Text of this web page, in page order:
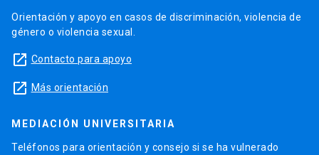
Orientación y apoyo en casos de discriminación, violencia de
género o violencia sexual.
launch Contacto para apoyo
launch Más orientación
MEDIACIÓN UNIVERSITARIA
Teléfonos para orientación y consejo si se ha vulnerado